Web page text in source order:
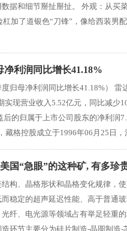
据和细节掰扯掰扯。 外观：从买
加了道银色“刀锋”，像给西装男
利润同比增长41.18%
度归母净利润同比增长41.18%）
实现营业收入5.52亿元，同比减少
后的归属于上市公司股东的净利润
藏格控股成立于1996年06月25日
国“急眼”的这种矿, 有多珍
构、晶格形状和晶格变化规律，
稳定的超声延迟性能、高于普通
纤、电光源等领域占有举足轻重
环节主要分为硅片制造-晶圆制